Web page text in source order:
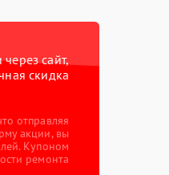
сайт,
скидка
отправляя
акции, вы
Купоном
ремонта